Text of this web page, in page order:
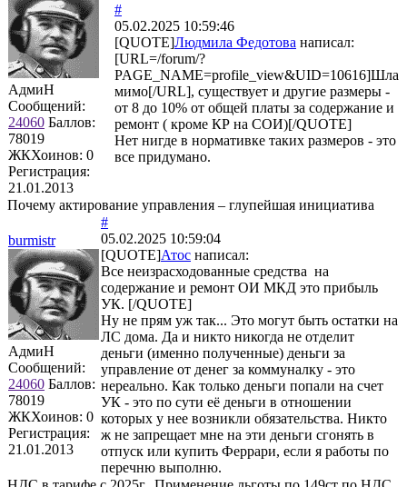
АдмиН
Сообщений:
24060 Баллов:
78019
ЖКХоинов: 0
Регистрация:
21.01.2013
#
05.02.2025 10:59:46
[QUOTE]Людмила Федотова написал:
[URL=/forum/?
PAGE_NAME=profile_view&UID=10616]Шла
мимо[/URL], существует и другие размеры -
от 8 до 10% от общей платы за содержание и
ремонт ( кроме КР на СОИ)[/QUOTE]
Нет нигде в нормативке таких размеров - это
все придумано.
Почему актирование управления – глупейшая инициатива
burmistr
АдмиН
Сообщений:
24060 Баллов:
78019
ЖКХоинов: 0
Регистрация:
21.01.2013
#
05.02.2025 10:59:04
[QUOTE]Атос написал:
Все неизрасходованные средства на
содержание и ремонт ОИ МКД это прибыль
УК. [/QUOTE]
Ну не прям уж так... Это могут быть остатки на
ЛС дома. Да и никто никогда не отделит
деньги (именно полученные) деньги за
управление от денег за коммуналку - это
нереально. Как только деньги попали на счет
УК - это по сути её деньги в отношении
которых у нее возникли обязательства. Никто
ж не запрещает мне на эти деньги сгонять в
отпуск или купить Феррари, если я работы по
перечню выполню.